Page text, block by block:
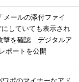
メールの添付ファイ
にしていても表示され
撃を確認 デジタルア
ポートを公開